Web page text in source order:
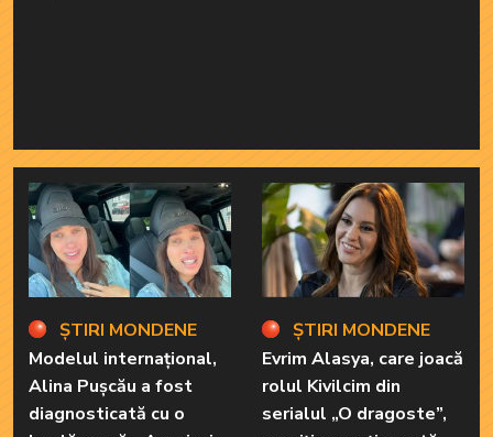
ȘTIRI MONDENE
Modelul internațional,
Alina Pușcău a fost
diagnosticată cu o
ȘTIRI MONDENE
Evrim Alasya, care joacă
rolul Kivilcim din
serialul „O dragoste”,